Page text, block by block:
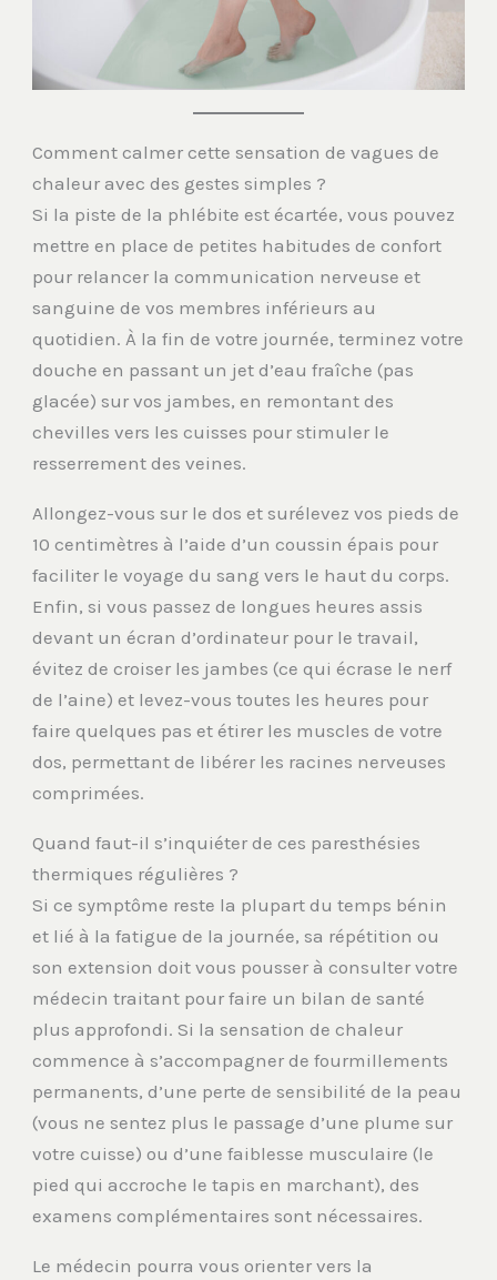
Comment calmer cette sensation de vagues de
chaleur avec des gestes simples ?
Si la piste de la phlébite est écartée, vous pouvez
mettre en place de petites habitudes de confort
pour relancer la communication nerveuse et
sanguine de vos membres inférieurs au
quotidien. À la fin de votre journée, terminez votre
douche en passant un jet d’eau fraîche (pas
glacée) sur vos jambes, en remontant des
chevilles vers les cuisses pour stimuler le
resserrement des veines.
Allongez-vous sur le dos et surélevez vos pieds de
10 centimètres à l’aide d’un coussin épais pour
faciliter le voyage du sang vers le haut du corps.
Enfin, si vous passez de longues heures assis
devant un écran d’ordinateur pour le travail,
évitez de croiser les jambes (ce qui écrase le nerf
de l’aine) et levez-vous toutes les heures pour
faire quelques pas et étirer les muscles de votre
dos, permettant de libérer les racines nerveuses
comprimées.
Quand faut-il s’inquiéter de ces paresthésies
thermiques régulières ?
Si ce symptôme reste la plupart du temps bénin
et lié à la fatigue de la journée, sa répétition ou
son extension doit vous pousser à consulter votre
médecin traitant pour faire un bilan de santé
plus approfondi. Si la sensation de chaleur
commence à s’accompagner de fourmillements
permanents, d’une perte de sensibilité de la peau
(vous ne sentez plus le passage d’une plume sur
votre cuisse) ou d’une faiblesse musculaire (le
pied qui accroche le tapis en marchant), des
examens complémentaires sont nécessaires.
Le médecin pourra vous orienter vers la